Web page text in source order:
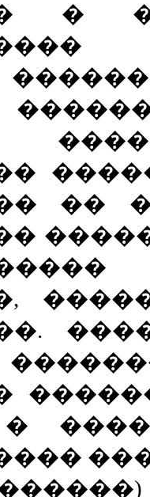
�
��